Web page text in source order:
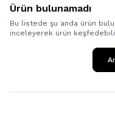
Ürün bulunamadı
Bu listede şu anda ürün
inceleyerek ürün